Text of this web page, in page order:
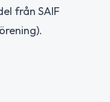
från SAIF